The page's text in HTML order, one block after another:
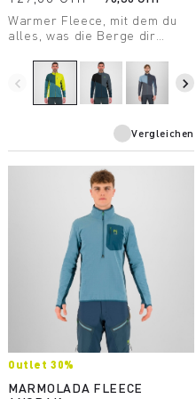
Warmer Fleece, mit dem du
alles, was die Berge dir
Atmungsaktivität und guter
Wärmeschutz. Lässt sich
perfekt mit allen anderen
Federa Linie kombinieren.
navigate_before navigate_next
Vergleichen
Outlet 30%
MARMOLADA FLEECE